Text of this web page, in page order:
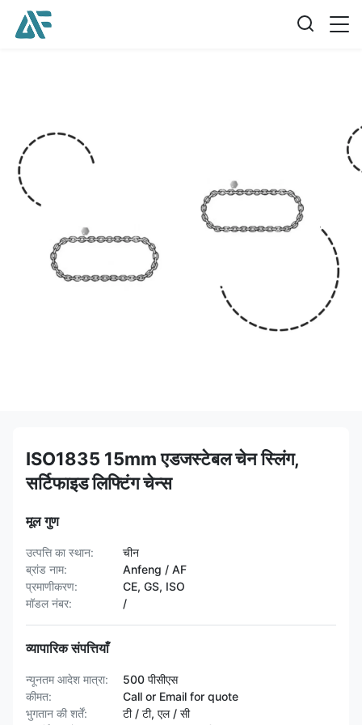
ISO1835 15mm एडजस्टेबल चेन स्लिंग,
सर्टिफाइड लिफ्टिंग चेन्स
मूल गुण
उत्पत्ति का स्थान:
चीन
ब्रांड नाम:
Anfeng / AF
प्रमाणीकरण:
CE, GS, ISO
मॉडल नंबर:
/
व्यापारिक संपत्तियाँ
न्यूनतम आदेश मात्रा:
500 पीसीएस
कीमत:
Call or Email for quote
भुगतान की शर्तें:
टी / टी, एल / सी